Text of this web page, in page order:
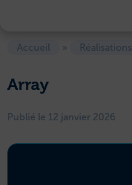
Accueil » Réalisations
Array
Publié le 12 janvier 2026